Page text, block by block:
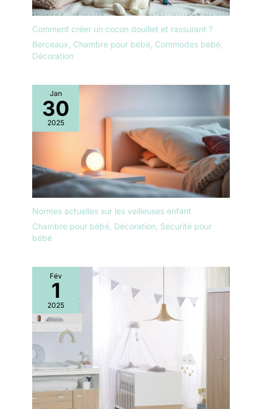
Comment créer un cocon douillet et rassurant ?
Berceaux Chambre pour bébé Commodes bébé
Décoration
Jan
30
2025
Normes actuelles sur les veilleuses enfant
Chambre pour bébé Décoration Sécurité pour
bébé
Fév
1
2025